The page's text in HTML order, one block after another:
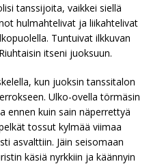
tanssijoita, vaikkei siellä
hulmahtelivat ja liikahtelivat
Tuntuivat ilkkuvan
itseni juoksuun.
kun juoksin tanssitalon
Ulko-ovella törmäsin
ennen kuin sain näperrettyä
tossut kylmää viimaa
asvalttiin. Jäin seisomaan
käsiä nyrkkiin ja käännyin